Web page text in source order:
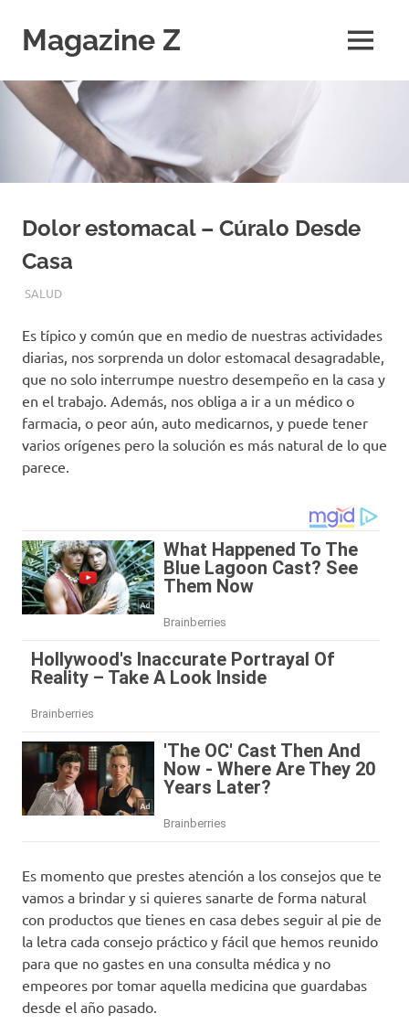
contenido
Magazine Z
Ciencia,
Tecnología,
Economía.
Diario
MENÚ
Dolor estomacal – Cúralo Desde
Casa
MAYO 22, 2018
EQUIPO DE REDACCIÓN
SALUD
Es típico y común que en medio de nuestras actividades
diarias, nos sorprenda un dolor estomacal desagradable,
que no solo interrumpe nuestro desempeño en la casa y
en el trabajo. Además, nos obliga a ir a un médico o
farmacia, o peor aún, auto medicarnos, y puede tener
varios orígenes pero la solución es más natural de lo que
parece.
Es momento que prestes atención a los consejos que te
vamos a brindar y si quieres sanarte de forma natural
con productos que tienes en casa debes seguir al pie de
la letra cada consejo práctico y fácil que hemos reunido
para que no gastes en una consulta médica y no
empeores por tomar aquella medicina que guardabas
desde el año pasado.